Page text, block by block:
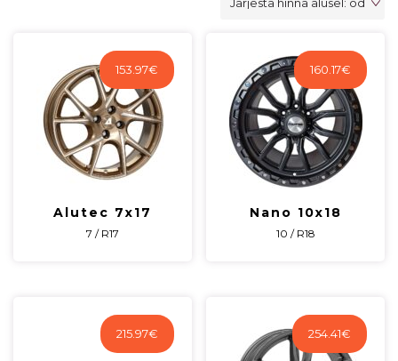
153.97€
Alutec 7x17
7 / R17
160.17€
Nano 10x18
10 / R18
215.97€ 254.41€